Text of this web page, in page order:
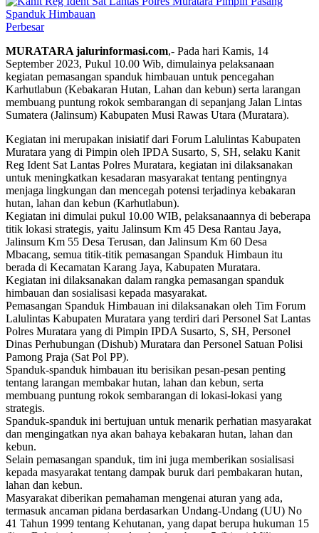
Perbesar
MURATARA jalurinformasi.com,- Pada hari Kamis, 14
September 2023, Pukul 10.00 Wib, dimulainya pelaksanaan
kegiatan pemasangan spanduk himbauan untuk pencegahan
Karhutlabun (Kebakaran Hutan, Lahan dan kebun) serta larangan
membuang puntung rokok sembarangan di sepanjang Jalan Lintas
Sumatera (Jalinsum) Kabupaten Musi Rawas Utara (Muratara).
Kegiatan ini merupakan inisiatif dari Forum Lalulintas Kabupaten
Muratara yang di Pimpin oleh IPDA Susarto, S, SH, selaku Kanit
Reg Ident Sat Lantas Polres Muratara, kegiatan ini dilaksanakan
untuk meningkatkan kesadaran masyarakat tentang pentingnya
menjaga lingkungan dan mencegah potensi terjadinya kebakaran
hutan, lahan dan kebun (Karhutlabun).
Kegiatan ini dimulai pukul 10.00 WIB, pelaksanaannya di beberapa
titik lokasi strategis, yaitu Jalinsum Km 45 Desa Rantau Jaya,
Jalinsum Km 55 Desa Terusan, dan Jalinsum Km 60 Desa
Mbacang, semua titik-titik pemasangan Spanduk Himbaun itu
berada di Kecamatan Karang Jaya, Kabupaten Muratara.
Kegiatan ini dilaksanakan dalam rangka pemasangan spanduk
himbauan dan sosialisasi kepada masyarakat.
Pemasangan Spanduk Himbauan ini dilaksanakan oleh Tim Forum
Lalulintas Kabupaten Muratara yang terdiri dari Personel Sat Lantas
Polres Muratara yang di Pimpin IPDA Susarto, S, SH, Personel
Dinas Perhubungan (Dishub) Muratara dan Personel Satuan Polisi
Pamong Praja (Sat Pol PP).
Spanduk-spanduk himbauan itu berisikan pesan-pesan penting
tentang larangan membakar hutan, lahan dan kebun, serta
membuang puntung rokok sembarangan di lokasi-lokasi yang
strategis.
Spanduk-spanduk ini bertujuan untuk menarik perhatian masyarakat
dan mengingatkan nya akan bahaya kebakaran hutan, lahan dan
kebun.
Selain pemasangan spanduk, tim ini juga memberikan sosialisasi
kepada masyarakat tentang dampak buruk dari pembakaran hutan,
lahan dan kebun.
Masyarakat diberikan pemahaman mengenai aturan yang ada,
termasuk ancaman pidana berdasarkan Undang-Undang (UU) No
41 Tahun 1999 tentang Kehutanan, yang dapat berupa hukuman 15